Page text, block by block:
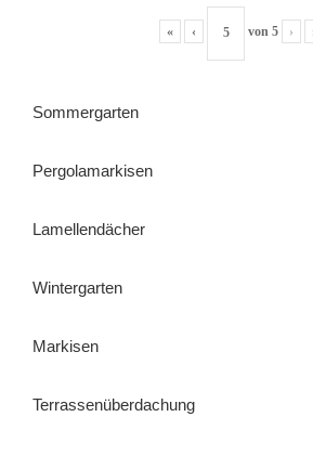
« ‹ von 5 ›
Sommergarten
Pergolamarkisen
Lamellendächer
Wintergarten
Markisen
Terrassenüberdachung